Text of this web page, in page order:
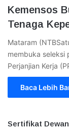
Kemensos
Tenaga
Mataram
membuka seleksi
Perjanjian Kerja
Baca Lebih
Sertifikat